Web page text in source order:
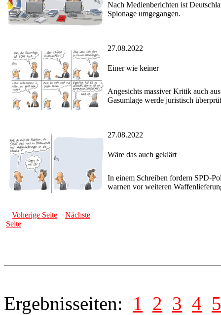
Nach Medienberichten ist
Spionage umgegangen.
27.08.2022
Einer wie keiner
Angesichts massiver Kritik auch
Gasumlage werde juristisch
27.08.2022
Wäre das auch geklärt
In einem Schreiben fordern SPD-
warnen vor weiteren
Voherige Seite
Nächste
Seite
Ergebnisseiten: 1 2 3 4 5